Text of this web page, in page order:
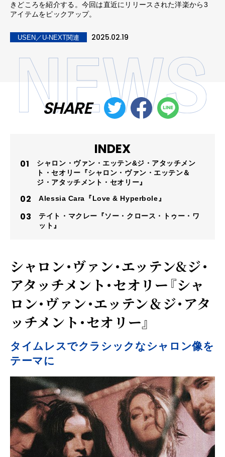
きどころを紹介する。今回は直近にリリースされた洋楽から3
アイテムをピックアップ。
USEN／U-NEXT関連 2025.02.19
SHARE
INDEX
シャロン・ヴァン・エッテン&ジ・アタッチメン
ト・セオリー『シャロン・ヴァン・エッテン＆
ジ・アタッチメント・セオリー』
Alessia Cara『Love & Hyperbole』
テイト・マクレー『ソー・クロース・トゥー・ワ
ット』
シャロン・ヴァン・エッテン&ジ・
アタッチメント・セオリー『シャ
ロン・ヴァン・エッテン＆ジ・アタ
ッチメント・セオリー』
タイムレスでクラシックなシャロン像を
テーマに